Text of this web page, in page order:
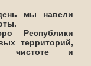
мы навели
Республики
территорий,
к чистоте и